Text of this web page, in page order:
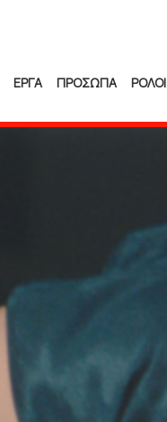
ΕΡΓΑ ΠΡΟΣΩΠΑ ΡΟΛΟΙ